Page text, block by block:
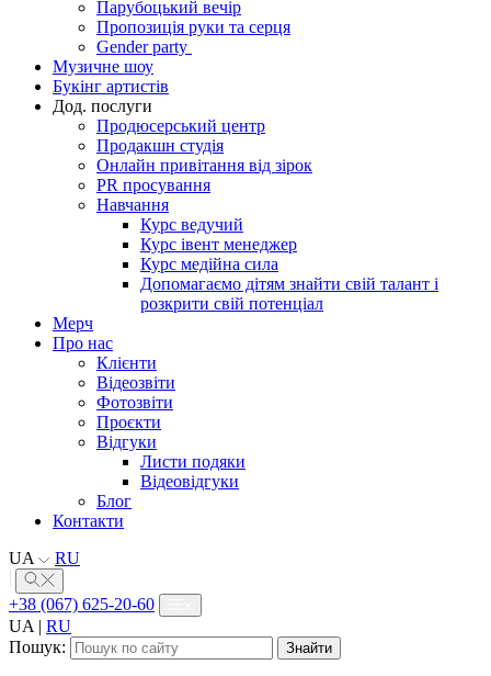
Парубоцький вечір
Пропозиція руки та серця
Gender party
Музичне шоу
Букінг артистів
Дод. послуги
Продюсерський центр
Продакшн студія
Онлайн привітання від зірок
PR просування
Навчання
Курс ведучий
Курс івент менеджер
Курс медійна сила
Допомагаємо дітям знайти свій талант і
розкрити свій потенціал
Мерч
Про нас
Клієнти
Відеозвіти
Фотозвіти
Проєкти
Відгуки
Листи подяки
Відеовідгуки
Блог
Контакти
UA
RU
+38 (067) 625-20-60
UA | RU
Пошук: